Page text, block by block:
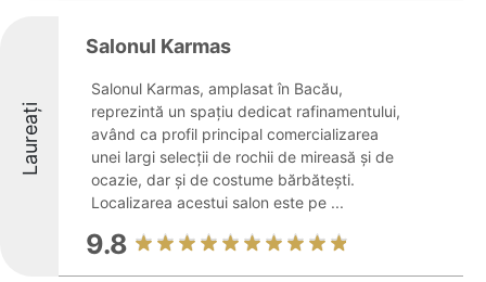
Laureați
Salonul Karmas
Salonul Karmas, amplasat în Bacău,
reprezintă un spațiu dedicat rafinamentului,
având ca profil principal comercializarea
unei largi selecții de rochii de mireasă și de
ocazie, dar și de costume bărbătești.
Localizarea acestui salon este pe ...
9.8